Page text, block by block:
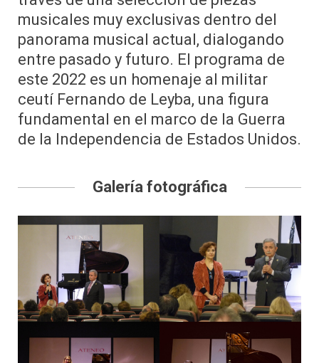
musicales muy exclusivas dentro del
panorama musical actual, dialogando
entre pasado y futuro. El programa de
este 2022 es un homenaje al militar
ceutí Fernando de Leyba, una figura
fundamental en el marco de la Guerra
de la Independencia de Estados Unidos.
Galería fotográfica